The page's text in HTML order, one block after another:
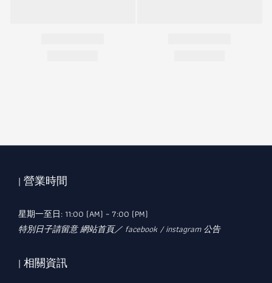
| 營業時間
星期一至日: 11:00 (AM) ~ 7:00 (PM)
特別日子請留意 網站首頁／ facebook / instagram 公告
| 相關資訊